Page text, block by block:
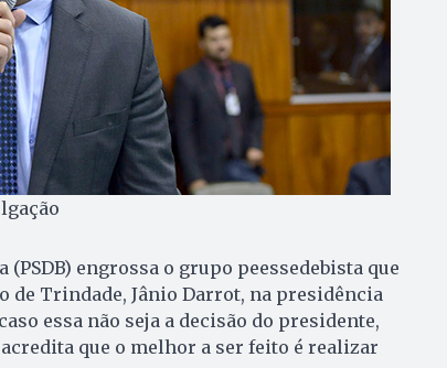
(PSDB) engrossa o grupo peessedebista que
de Trindade, Jânio Darrot, na presidência
essa não seja a decisão do presidente,
que o melhor a ser feito é realizar